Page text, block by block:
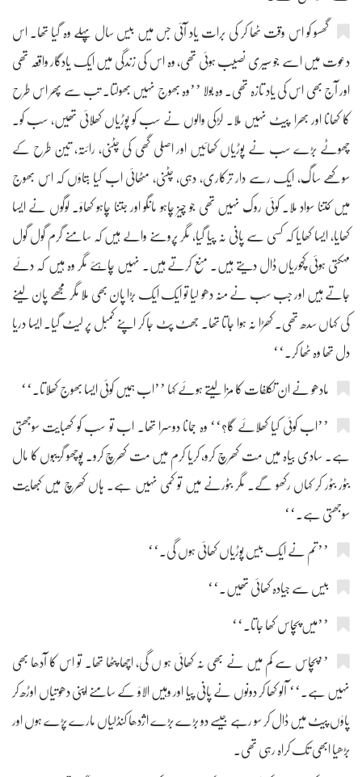
گھسو کو اس وقت ٹھا کر کی برات یاد آئی جس میں بیس سال پہلے وہ گیا تھا۔ اس
دعوت میں اسے جو سیری نصیب ہوئی تھی، وہ اس کی زندگی میں ایک یادگار واقعہ تھی
اور آج بھی اس کی یاد تازہ تھی۔ وہ بولا ’’وہ بھوج نہیں بھولتا۔ تب سے پھر اس طرح
کا کھانا اور بھرا پیٹ نہیں ملا۔ لڑکی والوں نے سب کو پوڑیاں کھلائی تھیں، سب کو۔
چھوٹے بڑے سب نے پوڑیاں کھائیں اور اصلی گھی کی چٹنی، رائتہ، تین طرح کے
سوکھے ساگ، ایک رسے دار ترکاری، دہی، چٹنی، مٹھائی اب کیا بتاؤں کہ اس بھوج
میں کتنا سواد ملا۔ کوئی روک نہیں تھی جو چیز چاہو مانگو اور جتنا چاہو کھاؤ۔ لوگوں نے ایسا
کھایا، ایسا کھایا کہ کسی سے پانی نہ پیا گیا، مگر پروسنے والے ہیں کہ سامنے گرم گول گول
مہکتی ہوئی کچوریاں ڈال دیتے ہیں۔ منع کرتے ہیں۔ نہیں چاہئے مگر وہ ہیں کہ دئے
جاتے ہیں اور جب سب نے منہ دھو لیا تو ایک ایک بڑا پان بھی ملا مگر مجھے پان لینے
کی کہاں سدھ تھی۔ کھڑا نہ ہوا جاتا تھا۔ جھٹ پٹ جا کر اپنے کمبل پر لیٹ گیا۔ ایسا دریا
دل تھا وہ ٹھا کر۔‘‘
مادھو نے ان تکلفات کا مزا لیتے ہوئے کہا ’’اب ہمیں کوئی ایسا بھوج کھلاتا۔‘‘
’’اب کوئی کیا کھلائے گا؟‘‘ وہ جمانا دوسرا تھا۔ اب تو سب کو کھبایت سوجھتی
ہے۔ سادی بیاہ میں مت کھرچ کرو، کریا کرم میں مت کھرچ کرو۔ پوچھو گریبوں کا مال
بٹور بٹور کر کہاں رکھو گے۔ مگر بٹورنے میں تو کمی نہیں ہے۔ ہاں کھرچ میں کبھایت
سوجھتی ہے۔‘‘
’’تم نے ایک بیس پوڑیاں کھائی ہوں گی۔‘‘
بیس سے جیادہ کھائی تھیں۔‘‘
’’میں پچاس کھا جاتا۔‘‘
’’پچاس سے کم میں نے بھی نہ کھائی ہو ں گی، اچھا پٹھا تھا۔ تو اس کا آدھا بھی
نہیں ہے۔‘‘ آلو کھا کر دونوں نے پانی پیا اور وہیں الاؤ کے سامنے اپنی دھوتیاں اوڑھ کر
پاؤں پیٹ میں ڈال کر سو رہے جیسے دو بڑے بڑے اژدھا کنڈلیاں مارے پڑے ہوں اور
بڑھیا ابھی تک کراہ رہی تھی۔